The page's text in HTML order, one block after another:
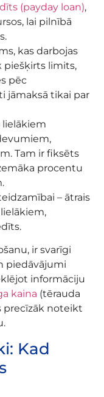
(payday loan),
lai pilnībā
kas darbojas
piešķirts limits,
pēc
jāmaksā tikai par
Tam ir fiksēts
procentu
– ātrais
ir svarīgi
piedāvājumi
informāciju
kaina (tērauda
precīzāk noteikt
Kad